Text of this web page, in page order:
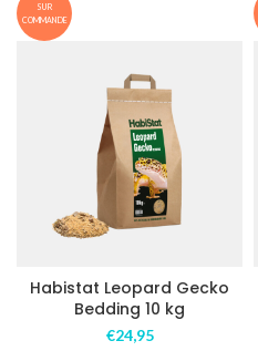
SUR
COMMANDE
Habistat Leopard Gecko
Bedding 10 kg
€24,95